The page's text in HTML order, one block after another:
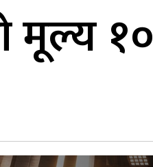
मूल्य १०